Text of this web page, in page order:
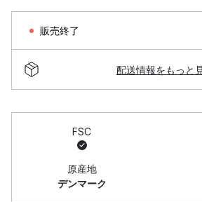
販売終了
配送情報をもっと
FSC
原産地
デンマーク